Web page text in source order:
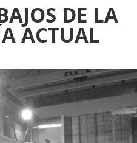
DE LA
ACTUAL